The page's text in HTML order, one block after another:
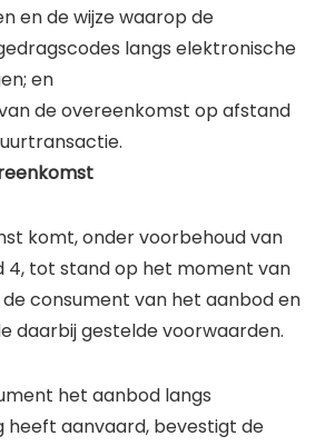
en de wijze waarop de
langs elektronische
en
de overeenkomst op afstand
komt, onder voorbehoud van
4, tot stand op het moment van
consument van het aanbod en
daarbij gestelde voorwaarden.
het aanbod langs
heeft aanvaard, bevestigt de